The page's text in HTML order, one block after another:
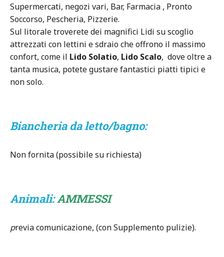
Supermercati, negozi vari, Bar, Farmacia , Pronto
Soccorso, Pescheria, Pizzerie.
Sul litorale troverete dei magnifici Lidi su scoglio
attrezzati con lettini e sdraio che offrono il massimo
confort, come il Lido Solatio, Lido Scalo, dove oltre a
tanta musica, potete gustare fantastici piatti tipici e
non solo.
Biancheria da letto/bagno:
Non fornita (possibile su richiesta)
Animali:AMMESSI
previa comunicazione, (con Supplemento pulizie).